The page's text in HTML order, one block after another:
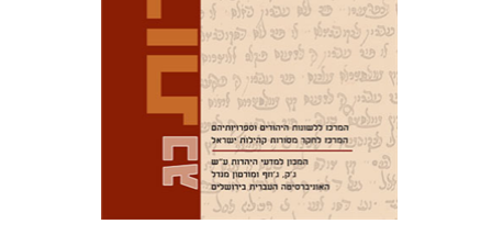
הנחת אתר ספר מודפס
$35
$32